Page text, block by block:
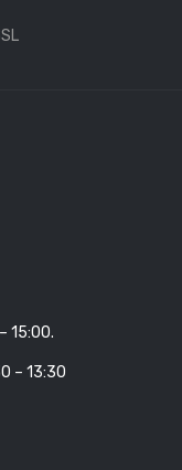
15:00.
– 13:30